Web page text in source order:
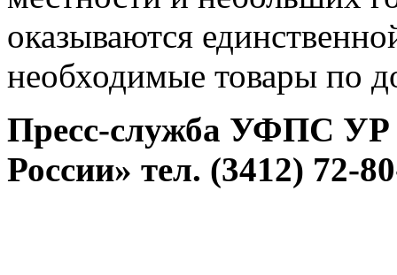
оказываются
необходимые товары по
Пресс-служба УФПС
России» тел. (3412) 72-